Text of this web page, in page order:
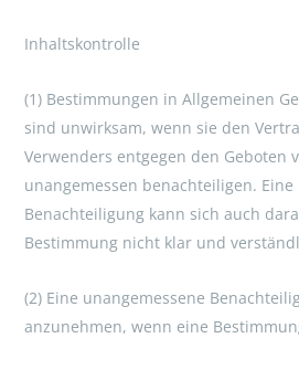
Inhaltskontrolle
(1) Bestimmungen in Allgemeinen
sind unwirksam, wenn sie den
Verwenders entgegen den Geboten
unangemessen benachteiligen. Eine
Benachteiligung kann sich auch
Bestimmung nicht klar und
(2) Eine unangemessene
anzunehmen, wenn eine